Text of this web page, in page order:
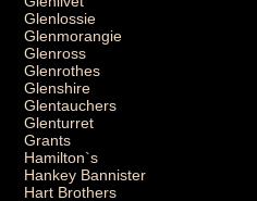
Glenlossie
Glenmorangie
Glenross
Glenrothes
Glenshire
Glentauchers
Glenturret
Grants
Hamilton`s
Hankey Bannister
Hart Brothers